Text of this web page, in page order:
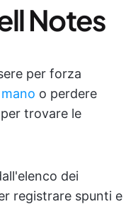
Notes
per forza
o perdere
trovare le
dei
registrare spunti e